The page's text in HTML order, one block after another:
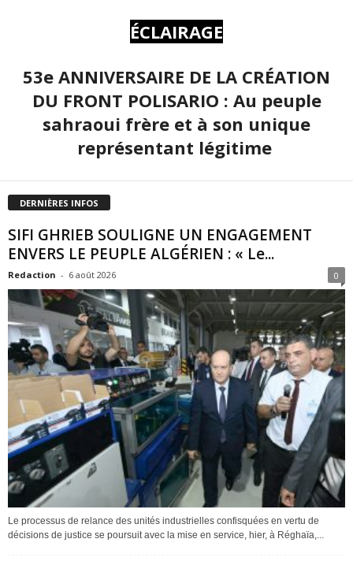
ÉCLAIRAGE
53e ANNIVERSAIRE DE LA CRÉATION
DU FRONT POLISARIO : Au peuple
sahraoui frère et à son unique
représentant légitime
DERNIÈRES INFOS
SIFI GHRIEB SOULIGNE UN ENGAGEMENT
ENVERS LE PEUPLE ALGÉRIEN : « Le...
Redaction - 6 août 2026 0
Le processus de relance des unités industrielles confisquées en vertu de
décisions de justice se poursuit avec la mise en service, hier, à Réghaïa,...